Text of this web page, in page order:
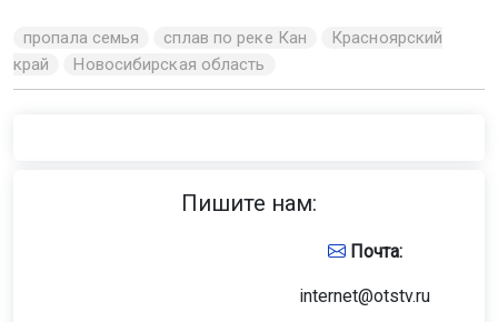
пропала семья сплав по реке Кан
Красноярский
край
Новосибирская область
Пишите нам:
Почта:
internet@otstv.ru